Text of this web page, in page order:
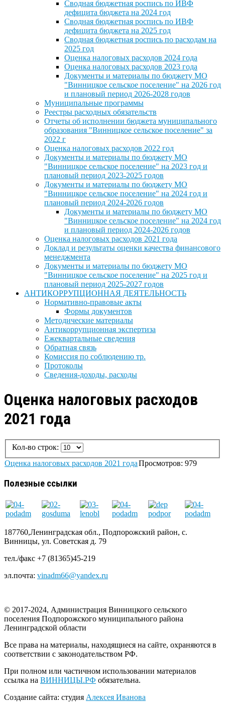
Сводная бюджетная роспись по ИВФ
дефицита бюджета на 2024 год
Сводная бюджетная роспись по ИВФ
дефицита бюджета на 2025 год
Сводная бюджетная роспись по расходам на
2025 год
Оценка налоговых расходов 2024 года
Оценка налоговых расходов 2023 года
Документы и материалы по бюджету МО
"Винницкое сельское поселение" на 2026 год
и плановый период 2026-2028 годов
Муниципальные программы
Реестры расходных обязательств
Отчеты об исполнении бюджета муниципального
образования "Винницкое сельское поселение" за
2022 г
Оценка налоговых расходов 2022 год
Документы и материалы по бюджету МО
"Винницкое сельское поселение" на 2023 год и
плановый период 2023-2025 годов
Документы и материалы по бюджету МО
"Винницкое сельское поселение" на 2024 год и
плановый период 2024-2026 годов
Документы и материалы по бюджету МО
"Винницкое сельское поселение" на 2024 год
и плановый период 2024-2026 годов
Оценка налоговых расходов 2021 года
Доклад и результаты оценки качества финансового
менеджмента
Документы и материалы по бюджету МО
"Винницкое сельское поселение" на 2025 год и
плановый период 2025-2027 годов
АНТИКОРРУПЦИОННАЯ ДЕЯТЕЛЬНОСТЬ
Нормативно-правовые акты
Формы документов
Методические материалы
Антикоррупционная экспертиза
Ежеквартальные сведения
Обратная связь
Комиссия по соблюдению тр.
Протоколы
Сведения-доходы, расходы
Оценка налоговых расходов
2021 года
Кол-во строк:
Оценка налоговых расходов 2021 годаПросмотров: 979
Полезные ссылки
187760,Ленинградская обл., Подпорожский район, с.
Винницы, ул. Советская д. 79
тел./факс +7 (81365)45-219
эл.почта: vinadm66@yandex.ru
© 2017-2024, Администрация Винницкого сельского
поселения Подпорожского муниципального района
Ленинградской области
Все права на материалы, находящиеся на сайте, охраняются в
соответствии с законодательством РФ.
При полном или частичном использовании материалов
ссылка на ВИННИЦЫ.РФ обязательна.
Создание сайта: студия Алексея Иванова